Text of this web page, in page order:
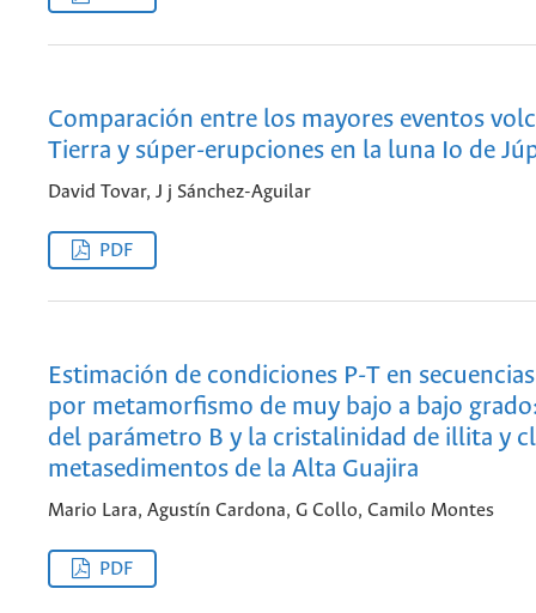
Comparación entre los mayores eventos
Tierra y súper-erupciones en la luna Io de
David Tovar, J j Sánchez-Aguilar
PDF
Estimación de condiciones P-T en
por metamorfismo de muy bajo a bajo
del parámetro B y la cristalinidad de illita y
metasedimentos de la Alta Guajira
Mario Lara, Agustín Cardona, G Collo, Camilo Montes
PDF